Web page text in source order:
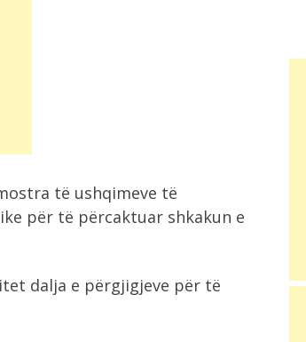
të ushqimeve të
për të përcaktuar shkakun e
dalja e përgjigjeve për të